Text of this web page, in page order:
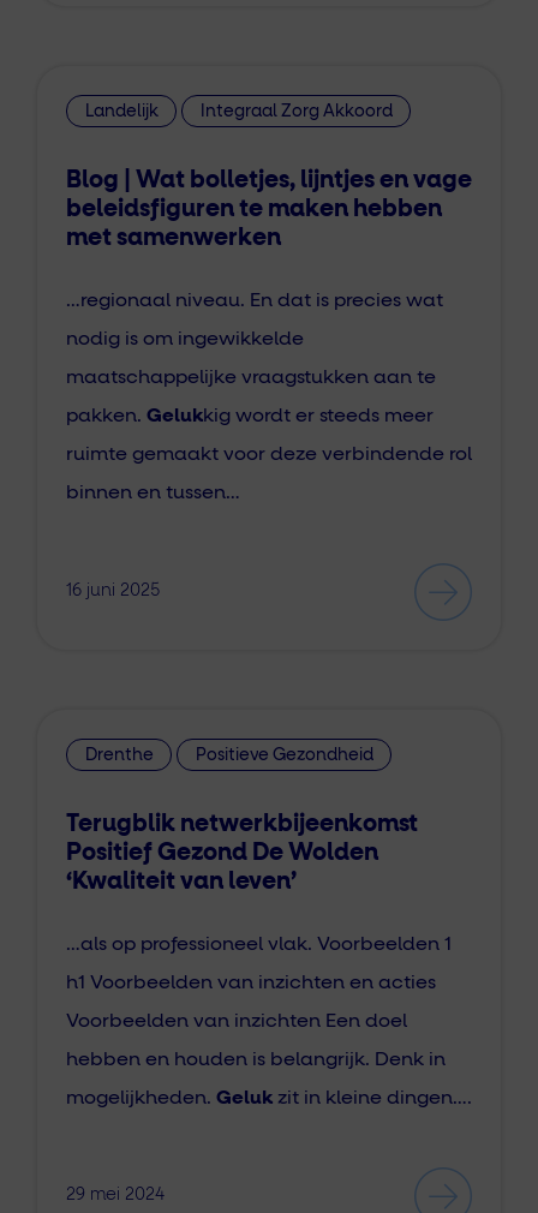
Landelijk Integraal Zorg Akkoord
Blog | Wat bolletjes, lijntjes en vage
beleidsfiguren te maken hebben
met samenwerken
…regionaal niveau. En dat is precies wat
nodig is om ingewikkelde
maatschappelijke vraagstukken aan te
pakken. Gelukkig wordt er steeds meer
ruimte gemaakt voor deze verbindende rol
binnen en tussen…
16 juni 2025
Drenthe Positieve Gezondheid
Terugblik netwerkbijeenkomst
Positief Gezond De Wolden
‘Kwaliteit van leven’
…als op professioneel vlak. Voorbeelden 1
h1 Voorbeelden van inzichten en acties
Voorbeelden van inzichten Een doel
hebben en houden is belangrijk. Denk in
mogelijkheden. Geluk zit in kleine dingen….
29 mei 2024